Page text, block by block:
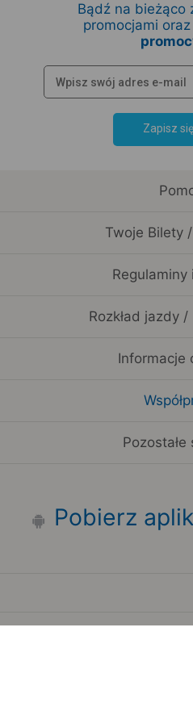
Bądź na bieżąco
promocjami
Zapisz się
Twoje Bilety
Regulaminy
Rozkład jazdy
Informacje
Pozostałe
Pobierz